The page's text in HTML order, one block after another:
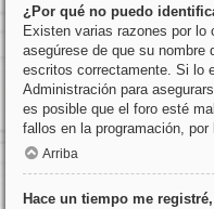
¿Por qué no puedo
Existen varias razones por lo
asegúrese de que su nombre
escritos correctamente. Si lo
Administración para
es posible que el foro esté
fallos en la programación, por
Arriba
Hace un tiempo me